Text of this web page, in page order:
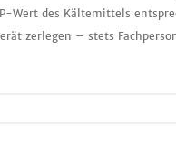
Wert des Kältemittels
zerlegen – stets